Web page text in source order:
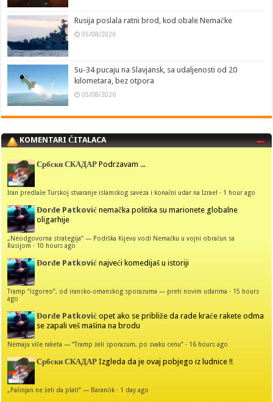
Rusija poslala ratni brod, kod obale Nemačke
05/08/2026
Su-34 pucaju na Slavjansk, sa udaljenosti od 20
kilometara, bez otpora
05/08/2026
KOMENTARI ČITALACA
Србски СКАДАР Podrzavam ...
Iran predlaže Turskoj stvaranje islamskog saveza i konačni udar na Izrael · 1 hour ago
Đorđe Patković nemačka politika su marionete globalne
oligarhije
„Neodgovorna strategija“ — Podrška Kijevu vodi Nemačku u vojni obračun sa
Rusijom · 10 hours ago
Đorđe Patković najveći komedijaš u istoriji
Tramp “izgoreo”, od iransko-omanskog sporazuma — preti novim udarima · 15 hours
ago
Đorđe Patković opet ako se približe da rade kraće rakete odma
se zapali veš mašina na brodu
Nemaju više raketa — “Tramp želi sporazum, po svaku cenu” · 16 hours ago
Србски СКАДАР Izgleda da je ovaj pobjego iz ludnice !!
„Pašinjan ne želi da plati“ — Barančik · 1 day ago